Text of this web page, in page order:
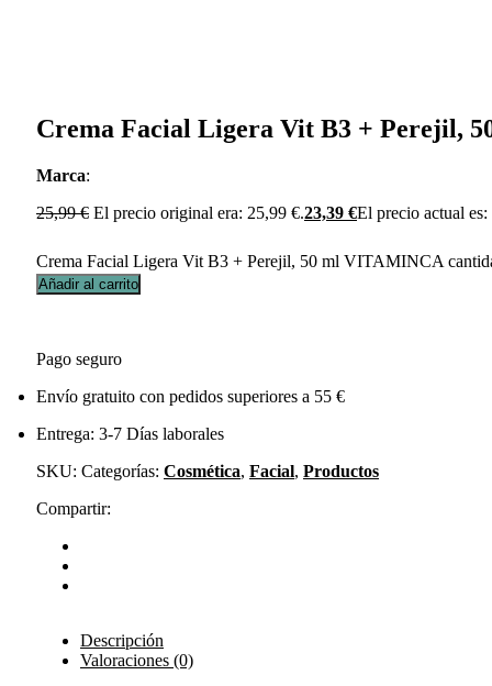
Crema Facial Ligera Vit B3 + Perejil,
Marca:
25,99€ El precio original era: 25,99 €.23,39 €El precio actual
Crema Facial Ligera Vit B3 + Perejil, 50 ml VITAMINCA
Añadir al carrito
Pago seguro
Envío gratuito con pedidos superiores a 55 €
Entrega: 3-7 Días laborales
SKU: Categorías: Cosmética, Facial, Productos
Compartir:
Descripción
Valoraciones (0)